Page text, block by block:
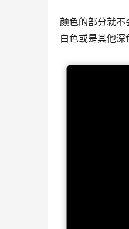
颜色的部分就
白色或是其他深